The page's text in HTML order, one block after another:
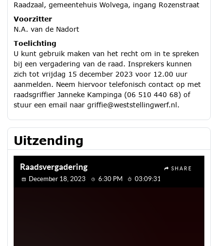
Raadzaal, gemeentehuis Wolvega, ingang Rozenstraat
Voorzitter
N.A. van de Nadort
Toelichting
U kunt gebruik maken van het recht om in te spreken
bij een vergadering van de raad. Insprekers kunnen
zich tot vrijdag 15 december 2023 voor 12.00 uur
aanmelden. Neem hiervoor telefonisch contact op met
raadsgriffier Janneke Kampinga (06 510 440 68) of
stuur een email naar griffie@weststellingwerf.nl.
Uitzending